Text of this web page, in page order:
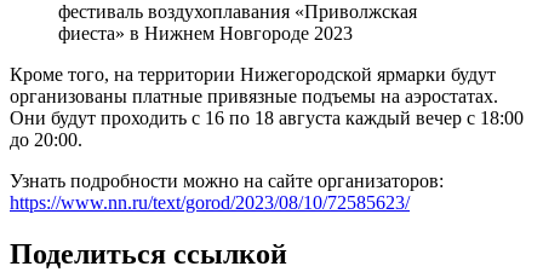
фестиваль воздухоплавания «Приволжская
фиеста» в Нижнем Новгороде 2023
Кроме того, на территории Нижегородской ярмарки будут
организованы платные привязные подъемы на аэростатах.
Они будут проходить с 16 по 18 августа каждый вечер с 18:00
до 20:00.
Узнать подробности можно на сайте организаторов:
https://www.nn.ru/text/gorod/2023/08/10/72585623/
Поделиться ссылкой